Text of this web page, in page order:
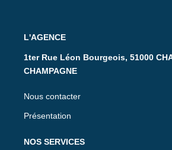
L'AGENCE
1ter Rue Léon Bourgeois, 51000
CHAMPAGNE
Nous contacter
Présentation
NOS SERVICES